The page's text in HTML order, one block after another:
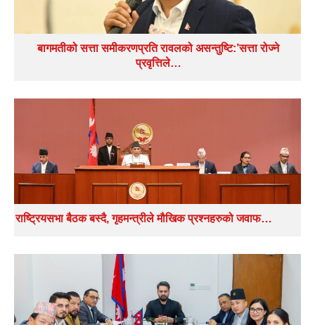
बागमतीको सत्ता समीकरणप्रति रावलको असन्तुष्टि:’सत्ता रोज्ने
प्रवृत्तिले…
राष्ट्रियसभा बैठक बस्दै, गृहमन्त्रीले मौखिक प्रश्नहरुको जवाफ…